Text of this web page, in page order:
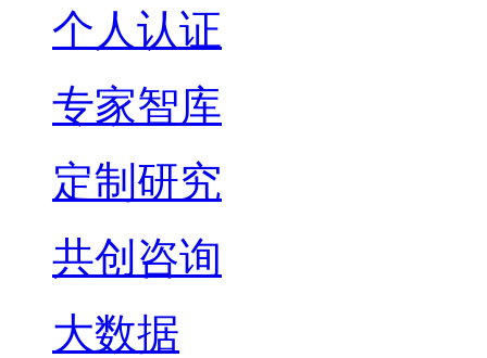
个人认证
专家智库
定制研究
共创咨询
大数据